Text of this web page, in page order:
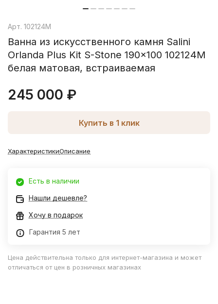
Арт. 102124M
Ванна из искусственного камня Salini
Orlanda Plus Kit S-Stone 190x100 102124M
белая матовая, встраиваемая
245 000 ₽
Купить в 1 клик
ХарактеристикиОписание
Есть в наличии
Нашли дешевле?
Хочу в подарок
Гарантия 5 лет
Цена действительна только для интернет-магазина и может
отличаться от цен в розничных магазинах